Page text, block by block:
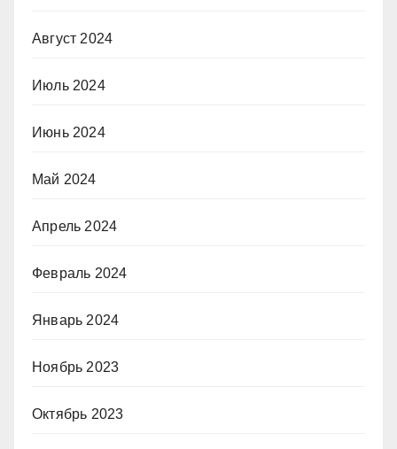
Август 2024
Июль 2024
Июнь 2024
Май 2024
Апрель 2024
Февраль 2024
Январь 2024
Ноябрь 2023
Октябрь 2023